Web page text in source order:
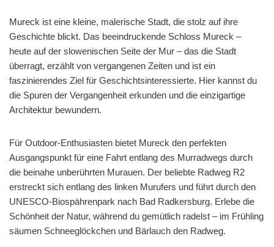
Mureck ist eine kleine, malerische Stadt, die stolz auf ihre
Geschichte blickt. Das beeindruckende Schloss Mureck –
heute auf der slowenischen Seite der Mur – das die Stadt
überragt, erzählt von vergangenen Zeiten und ist ein
faszinierendes Ziel für Geschichtsinteressierte. Hier kannst du
die Spuren der Vergangenheit erkunden und die einzigartige
Architektur bewundern.
Für Outdoor-Enthusiasten bietet Mureck den perfekten
Ausgangspunkt für eine Fahrt entlang des Murradwegs durch
die beinahe unberührten Murauen. Der beliebte Radweg R2
erstreckt sich entlang des linken Murufers und führt durch den
UNESCO-Biospährenpark nach Bad Radkersburg. Erlebe die
Schönheit der Natur, während du gemütlich radelst – im Frühling
säumen Schneeglöckchen und Bärlauch den Radweg.